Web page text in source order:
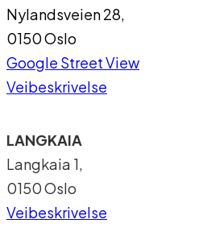
Nylandsveien 28,
0150 Oslo
Google Street View
Veibeskrivelse
LANGKAIA
Langkaia 1,
0150 Oslo
Veibeskrivelse